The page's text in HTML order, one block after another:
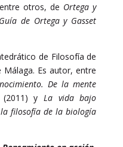
otros, de Ortega y
Guía de Ortega y Gasset
de Filosofía de
Málaga. Es autor, entre
De la mente
(2011) y La vida bajo
filosofía de la biología